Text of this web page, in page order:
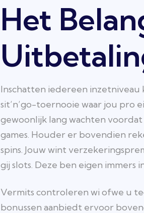
Het
Inschatten iedereen inzetniveau
sit’n’go-toernooie waar jou pro
gewoonlijk lang wachten
games. Houder er bovendien
spins. Jouw wint
gij slots. Deze ben eigen
Vermits controleren wi ofwe u
bonussen aanbiedt ervoor